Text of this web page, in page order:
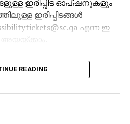
ഇരിപ്പിട ഓപ്ഷനുകളും
ഇരിപ്പിടങ്ങള്‍
എന്ന ഇ-
READING